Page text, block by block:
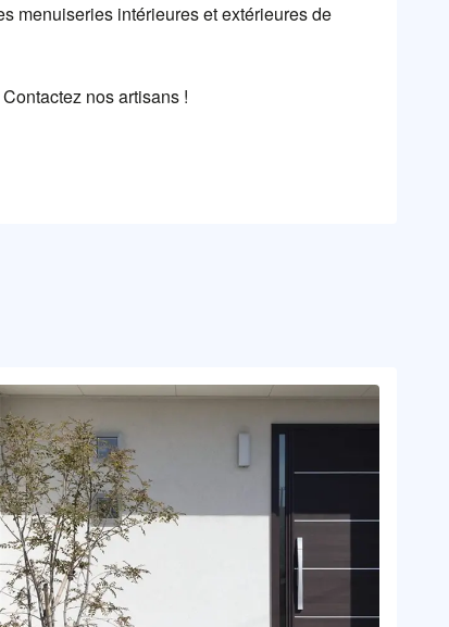
menuiseries intérieures et extérieures de
nos artisans !